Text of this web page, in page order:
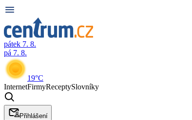
pátek 7. 8.
pá 7. 8.
19°C
InternetFirmyReceptySlovníky
Přihlášení